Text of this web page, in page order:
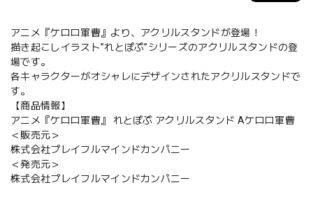
アニメ『ケロロ軍曹』より、アクリルスタンドが登場！
描き起こしイラスト”れとぽぷ”シリーズのアクリルスタンドの登
場です。
各キャラクターがオシャレにデザインされたアクリルスタンドで
す。
【商品情報】
アニメ『ケロロ軍曹』 れとぽぷ アクリルスタンド Aケロロ軍曹
＜販売元＞
株式会社プレイフルマインドカンパニー
＜発売元＞
株式会社プレイフルマインドカンパニー